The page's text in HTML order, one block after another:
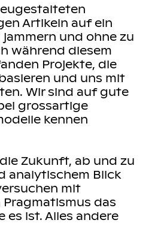
Artikeln auf ein
und ohne zu
während diesem
Projekte, die
und uns mit
Wir sind auf gute
grossartige
kennen
Zukunft, ab und zu
analytischem Blick
mit
das
es ist. Alles andere